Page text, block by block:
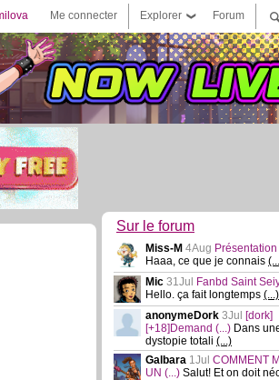
Forum
Explorer
Me connecter
Sur le forum
Miss-M 4Aug
Haaa, ce que je connais
Mic 31Jul Fanbd Saint
Hello. ça fait longtemps (...)
anonymeDork 3Jul
[dork]
[+18]Demand (...) Dans
dystopie totali (...)
Galbara 1Jul COMMENT
UN (...) Salut! Et on doit